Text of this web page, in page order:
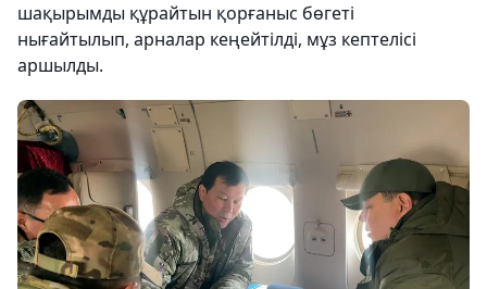
шақырымды құрайтын қорғаныс бөгеті
нығайтылып, арналар кеңейтілді, мұз кептелісі
аршылды.